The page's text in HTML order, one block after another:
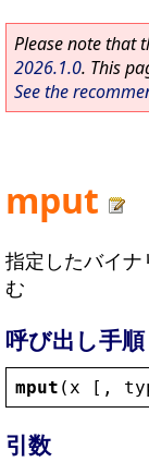
Please note that
2026.1.0. This
See the
mput
指定したバイ
む
呼び出し手順
mput ( x [,
引数